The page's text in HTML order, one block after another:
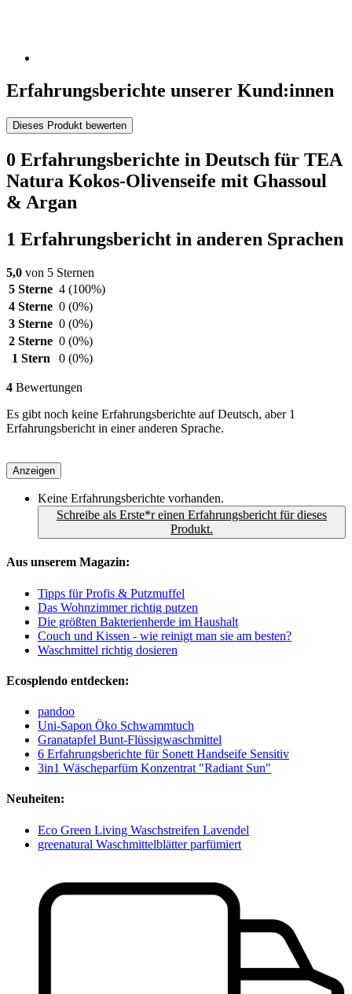
Erfahrungsberichte unserer Kund:innen
Dieses Produkt bewerten
0 Erfahrungsberichte in Deutsch für TEA
Natura Kokos-Olivenseife mit Ghassoul
& Argan
1 Erfahrungsbericht in anderen Sprachen
5,0 von 5 Sternen
5 Sterne 4 (100%)
4 Sterne 0 (0%)
3 Sterne 0 (0%)
2 Sterne 0 (0%)
1 Stern
0 (0%)
4 Bewertungen
Es gibt noch keine Erfahrungsberichte auf Deutsch, aber 1
Erfahrungsbericht in einer anderen Sprache.
Anzeigen
Keine Erfahrungsberichte vorhanden.
Schreibe als Erste*r einen Erfahrungsbericht für dieses
Produkt.
Aus unserem Magazin:
Tipps für Profis & Putzmuffel
Das Wohnzimmer richtig putzen
Die größten Bakterienherde im Haushalt
Couch und Kissen - wie reinigt man sie am besten?
Waschmittel richtig dosieren
Ecosplendo entdecken:
pandoo
Uni-Sapon Öko Schwammtuch
Granatapfel Bunt-Flüssigwaschmittel
6 Erfahrungsberichte für Sonett Handseife Sensitiv
3in1 Wäscheparfüm Konzentrat "Radiant Sun"
Neuheiten:
Eco Green Living Waschstreifen Lavendel
greenatural Waschmittelblätter parfümiert